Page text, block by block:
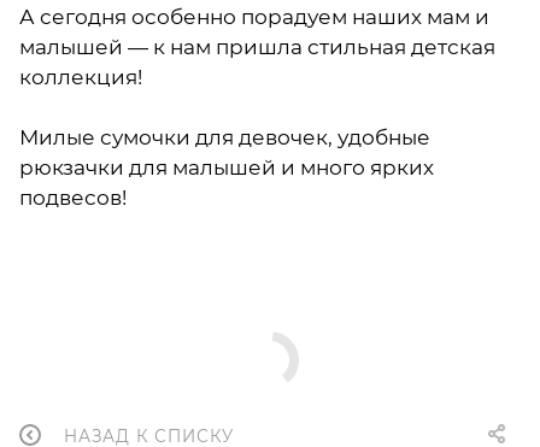
А сегодня особенно порадуем наших мам и
малышей — к нам пришла стильная детская
коллекция!
Милые сумочки для девочек, удобные
рюкзачки для малышей и много ярких
подвесов!
НАЗАД К СПИСКУ